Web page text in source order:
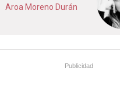
Aroa Moreno Durán
Publicidad